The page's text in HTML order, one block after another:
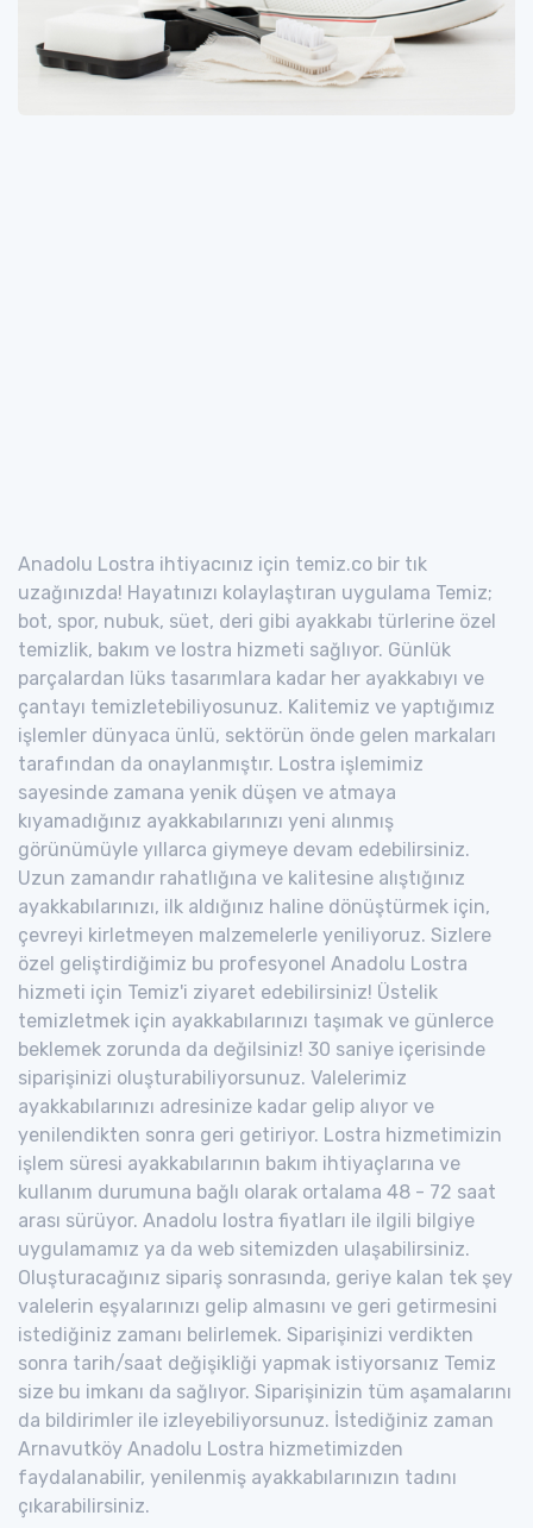
Anadolu Lostra ihtiyacınız için temiz.co bir tık
uzağınızda! Hayatınızı kolaylaştıran uygulama Temiz;
bot, spor, nubuk, süet, deri gibi ayakkabı türlerine özel
temizlik, bakım ve lostra hizmeti sağlıyor. Günlük
parçalardan lüks tasarımlara kadar her ayakkabıyı ve
çantayı temizletebiliyosunuz. Kalitemiz ve yaptığımız
işlemler dünyaca ünlü, sektörün önde gelen markaları
tarafından da onaylanmıştır. Lostra işlemimiz
sayesinde zamana yenik düşen ve atmaya
kıyamadığınız ayakkabılarınızı yeni alınmış
görünümüyle yıllarca giymeye devam edebilirsiniz.
Uzun zamandır rahatlığına ve kalitesine alıştığınız
ayakkabılarınızı, ilk aldığınız haline dönüştürmek için,
çevreyi kirletmeyen malzemelerle yeniliyoruz. Sizlere
özel geliştirdiğimiz bu profesyonel Anadolu Lostra
hizmeti için Temiz'i ziyaret edebilirsiniz! Üstelik
temizletmek için ayakkabılarınızı taşımak ve günlerce
beklemek zorunda da değilsiniz! 30 saniye içerisinde
siparişinizi oluşturabiliyorsunuz. Valelerimiz
ayakkabılarınızı adresinize kadar gelip alıyor ve
yenilendikten sonra geri getiriyor. Lostra hizmetimizin
işlem süresi ayakkabılarının bakım ihtiyaçlarına ve
kullanım durumuna bağlı olarak ortalama 48 - 72 saat
arası sürüyor. Anadolu lostra fiyatları ile ilgili bilgiye
uygulamamız ya da web sitemizden ulaşabilirsiniz.
Oluşturacağınız sipariş sonrasında, geriye kalan tek şey
valelerin eşyalarınızı gelip almasını ve geri getirmesini
istediğiniz zamanı belirlemek. Siparişinizi verdikten
sonra tarih/saat değişikliği yapmak istiyorsanız Temiz
size bu imkanı da sağlıyor. Siparişinizin tüm aşamalarını
da bildirimler ile izleyebiliyorsunuz. İstediğiniz zaman
Arnavutköy Anadolu Lostra hizmetimizden
faydalanabilir, yenilenmiş ayakkabılarınızın tadını
çıkarabilirsiniz.